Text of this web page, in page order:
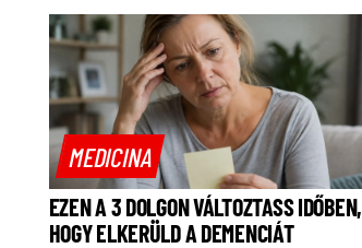
MEDICINA
EZEN A 3 DOLGON VÁLTOZTASS IDŐBEN,
HOGY ELKERÜLD A DEMENCIÁT